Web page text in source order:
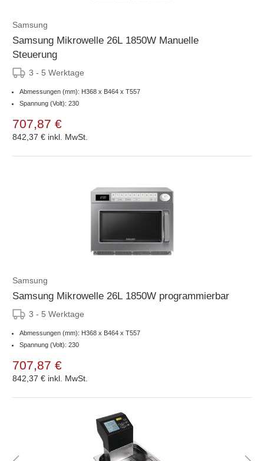
Samsung
Samsung Mikrowelle 26L 1850W Manuelle
Steuerung
3 - 5 Werktage
Abmessungen (mm): H368 x B464 x T557
Spannung (Volt): 230
707,87 €
842,37 € inkl. MwSt.
Samsung
Samsung Mikrowelle 26L 1850W programmierbar
3 - 5 Werktage
Abmessungen (mm): H368 x B464 x T557
Spannung (Volt): 230
707,87 €
842,37 € inkl. MwSt.